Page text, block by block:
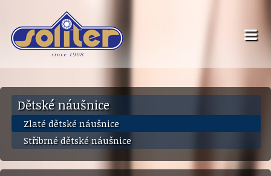
Dětské náušnice
Zlaté dětské náušnice
Stříbrné dětské náušnice